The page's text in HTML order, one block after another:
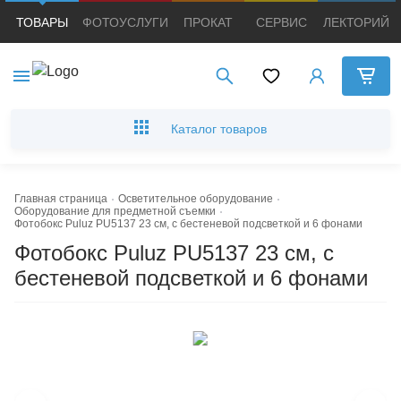
ТОВАРЫ ФОТОУСЛУГИ ПРОКАТ СЕРВИС ЛЕКТОРИЙ
Появились вопросы?
Тема вопроса*
Каталог товаров
Главная страница
Осветительное оборудование
Оборудование для предметной съемки
Фотобокс Puluz PU5137 23 см, с бестеневой подсветкой и 6 фонами
Фотобокс Puluz PU5137 23 см, с
бестеневой подсветкой и 6 фонами
Появились вопросы?
Тема вопроса*